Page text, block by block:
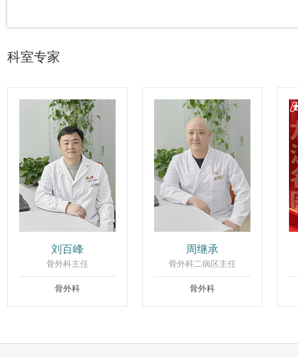
科室专家
刘百峰
骨外科主任
骨外科
周继承
骨外科二病区主任
骨外科